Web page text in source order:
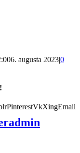
6. augusta 2023|0
PinterestVkXingEmail